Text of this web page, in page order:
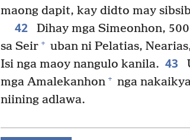
maong dapit, kay didto may
42
Dihay mga Simeonhon,
sa Seir + uban ni Pelatias,
Isi nga maoy nangulo kanila. 43
mga Amalekanhon + nga
niining adlawa.